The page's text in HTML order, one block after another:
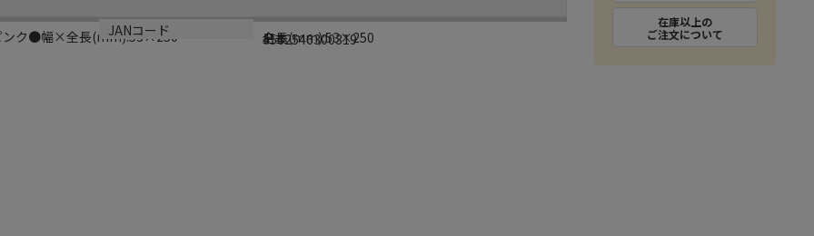
ク●幅×全長(mm):53×250
サイズ
全長(mm):53×250
生産国
日本
JANコード
4582546300319
在庫以上の
ご注文について